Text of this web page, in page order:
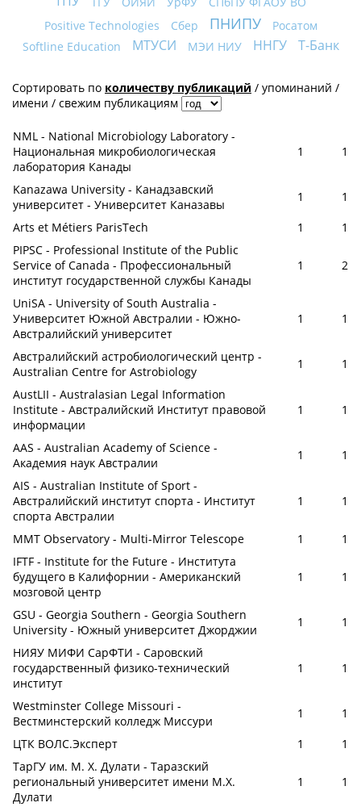
Positive Technologies
Сбер ПНИПУ
Росатом
Softline Education
МТУСИ МЭИ НИУ ННГУ Т-Банк
Сортировать по количеству публикаций / упоминаний /
имени / свежим публикациям
NML - National Microbiology Laboratory -
Национальная микробиологическая
лаборатория Канады
1 1
Kanazawa University - Канадзавский
университет - Университет Каназавы
1
1
Arts et Métiers ParisTech
1
1
PIPSC - Professional Institute of the Public
Service of Canada - Профессиональный
институт государственной службы Канады
1 2
UniSA - University of South Australia -
Университет Южной Австралии - Южно-
Австралийский университет
1 1
Австралийский астробиологический центр -
Australian Centre for Astrobiology
1
1
AustLII - Australasian Legal Information
Institute - Австралийский Институт правовой
информации
1 1
AAS - Australian Academy of Science -
Академия наук Австралии
1
1
AIS - Australian Institute of Sport -
Австралийский институт спорта - Институт
спорта Австралии
1 1
MMT Observatory - Multi-Mirror Telescope 1
1
IFTF - Institute for the Future - Института
будущего в Калифорнии - Американский
мозговой центр
1 1
GSU - Georgia Southern - Georgia Southern
University - Южный университет Джорджии
1
1
НИЯУ МИФИ СарФТИ - Саровский
государственный физико-технический
институт
1 1
Westminster College Missouri -
Вестминстерский колледж Миссури
1
1
ЦТК ВОЛС.Эксперт
1
1
ТарГУ им. М. Х. Дулати - Таразский
региональный университет имени М.Х.
Дулати
1 1